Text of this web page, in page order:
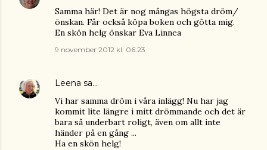
Samma här! Det är nog mångas högsta dröm/
önskan. Får också köpa boken och gôtta mig.
En skön helg önskar Eva Linnea
9 november 2012 kl. 06:23
Leena sa…
Vi har samma dröm i våra inlägg! Nu har jag
kommit lite längre i mitt drömmande och det är
bara så underbart roligt, även om allt inte
händer på en gång ...
Ha en skön helg!